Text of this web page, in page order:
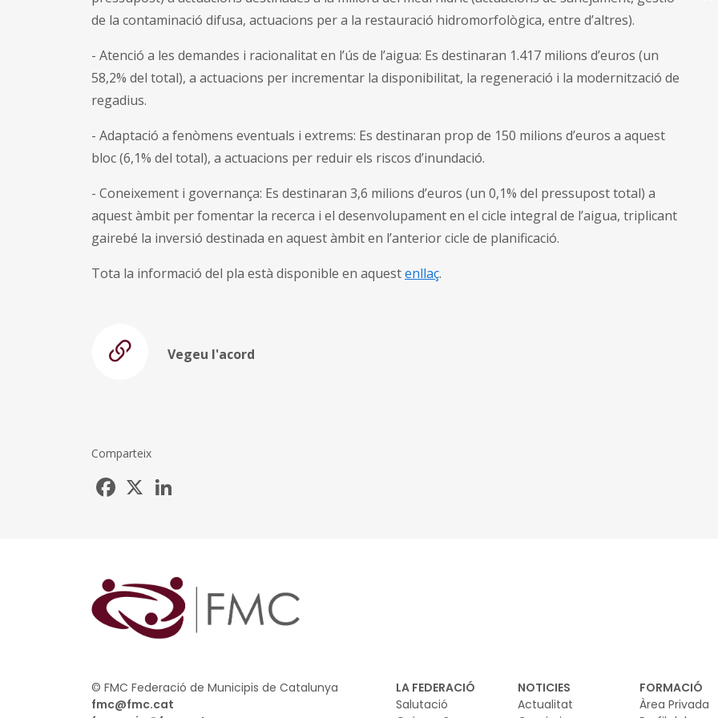
de la contaminació difusa, actuacions per a la restauració hidromorfològica, entre d’altres).
- Atenció a les demandes i racionalitat en l’ús de l’aigua: Es destinaran 1.417 milions d’euros (un
58,2% del total), a actuacions per incrementar la disponibilitat, la regeneració i la modernització de
regadius.
- Adaptació a fenòmens eventuals i extrems: Es destinaran prop de 150 milions d’euros a aquest
bloc (6,1% del total), a actuacions per reduir els riscos d’inundació.
- Coneixement i governança: Es destinaran 3,6 milions d’euros (un 0,1% del pressupost total) a
aquest àmbit per fomentar la recerca i el desenvolupament en el cicle integral de l’aigua, triplicant
gairebé la inversió destinada en aquest àmbit en l’anterior cicle de planificació.
Tota la informació del pla està disponible en aquestenllaç.
Vegeu l'acord
Comparteix
Facebook
LA FEDERACIÓ
Salutació
NOTICIES
Actualitat
FORMACIÓ
Àrea Privada
© FMC Federació de Municipis de Catalunya
fmc@fmc.cat